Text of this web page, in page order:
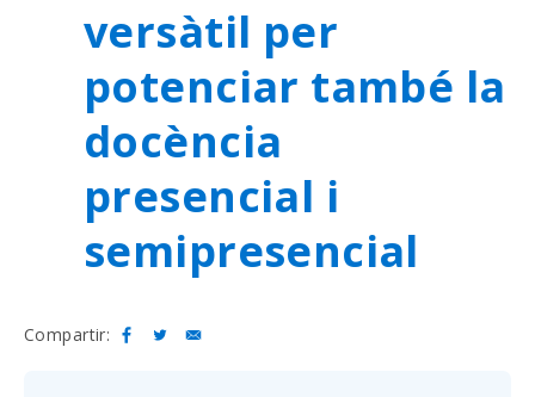
versàtil per
potenciar també la
docència
presencial i
semipresencial
Compartir: